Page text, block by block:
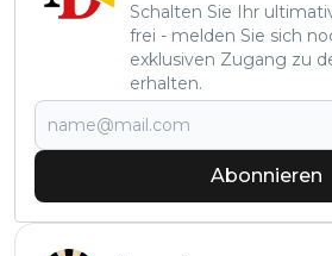
Schalten Sie Ihr
frei - melden Sie sich
exklusiven Zugang zu
erhalten.
Abonnieren